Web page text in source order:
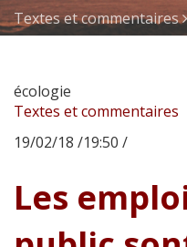
Textes et commentaires
écologie
Textes et commentaires
19/02/18 /19:50 /
Les